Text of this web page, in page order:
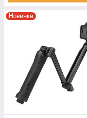
Новинка